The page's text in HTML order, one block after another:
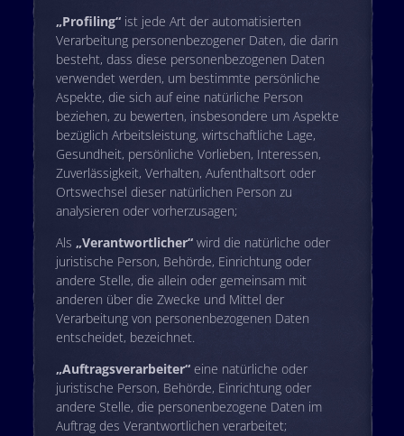
„Profiling“ist jede Art der automatisierten
Verarbeitung personenbezogener Daten, die darin
besteht, dass diese personenbezogenen Daten
verwendet werden, um bestimmte persönliche
Aspekte, die sich auf eine natürliche Person
beziehen, zu bewerten, insbesondere um Aspekte
bezüglich Arbeitsleistung, wirtschaftliche Lage,
Gesundheit, persönliche Vorlieben, Interessen,
Zuverlässigkeit, Verhalten, Aufenthaltsort oder
Ortswechsel dieser natürlichen Person zu
analysieren oder vorherzusagen;
Als „Verantwortlicher“wird die natürliche oder
juristische Person, Behörde, Einrichtung oder
andere Stelle, die allein oder gemeinsam mit
anderen über die Zwecke und Mittel der
Verarbeitung von personenbezogenen Daten
entscheidet, bezeichnet.
„Auftragsverarbeiter“eine natürliche oder
juristische Person, Behörde, Einrichtung oder
andere Stelle, die personenbezogene Daten im
Auftrag des Verantwortlichen verarbeitet;